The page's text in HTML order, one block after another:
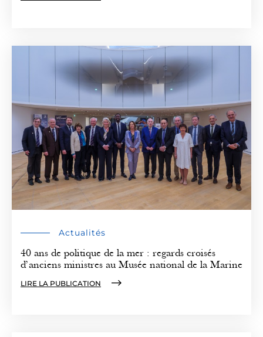
Actualités
40 ans de politique de la mer : regards croisés
d’anciens ministres au Musée national de la Marine
LIRE LA PUBLICATION